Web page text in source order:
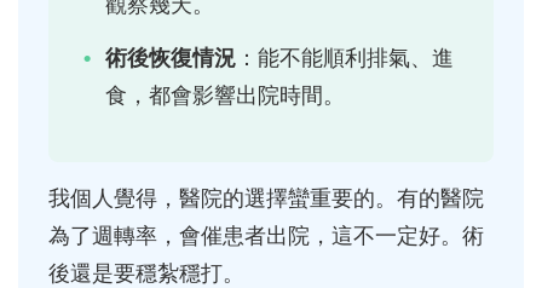
觀察幾天。
術後恢復情況 ：能不能順利排氣、進
食，都會影響出院時間。
我個人覺得，醫院的選擇蠻重要的。有的醫院
為了週轉率，會催患者出院，這不一定好。術
後還是要穩紮穩打。